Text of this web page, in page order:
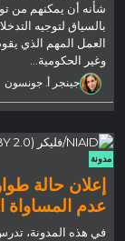
شأنه أن يمكنهم من
بالسياق لتوجيه
العمل المهم الذي
وغير الحكومية...
جينجر أ. جونسون
مدونة
عدم المساواة
في هذه المدونة،